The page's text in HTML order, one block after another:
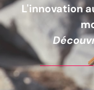
L'innovation